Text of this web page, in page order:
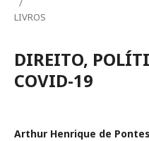
/
LIVROS
DIREITO,
COVID-19
Arthur Henrique de